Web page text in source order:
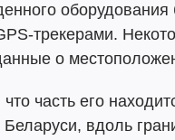
трекерами.
о
часть его
Беларуси, вдоль